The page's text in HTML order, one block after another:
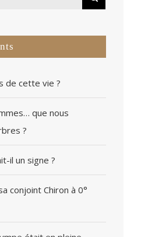
de cette vie ?
que nous
?
il un signe ?
conjoint Chiron à 0°